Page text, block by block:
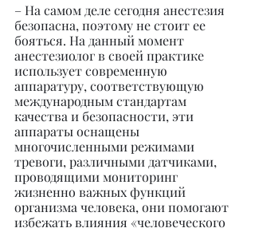
– На самом деле сегодня анестезия
безопасна, поэтому не стоит ее
бояться. На данный момент
анестезиолог в своей практике
использует современную
аппаратуру, соответствующую
международным стандартам
качества и безопасности, эти
аппараты оснащены
многочисленными режимами
тревоги, различными датчиками,
проводящими мониторинг
жизненно важных функций
организма человека, они помогают
избежать влияния «человеческого